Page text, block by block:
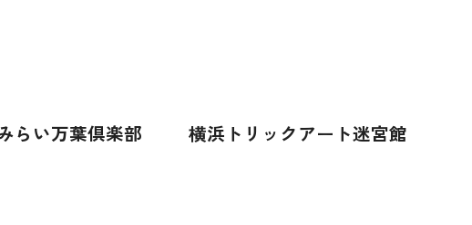
らい万葉倶楽部 横浜トリックアート迷宮館